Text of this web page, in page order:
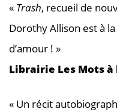
« Trash, recueil de
Dorothy Allison est à
d’amour ! »
Librairie Les Mots à
« Un récit